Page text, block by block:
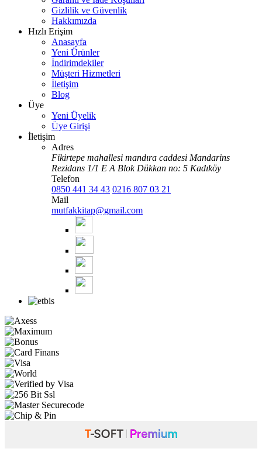
Gizlilik ve Güvenlik
Hakkımızda
Hızlı Erişim
Anasayfa
Yeni Ürünler
İndirimdekiler
Müşteri Hizmetleri
İletişim
Blog
Üye
Yeni Üyelik
Üye Girişi
İletişim
Adres
Fikirtepe mahallesi mandıra caddesi Mandarins
Rezidans 1/1 E A Blok Dükkan no: 5 Kadıköy
Telefon
0850 441 34 43 0216 807 03 21
Mail
mutfakkitap@gmail.com